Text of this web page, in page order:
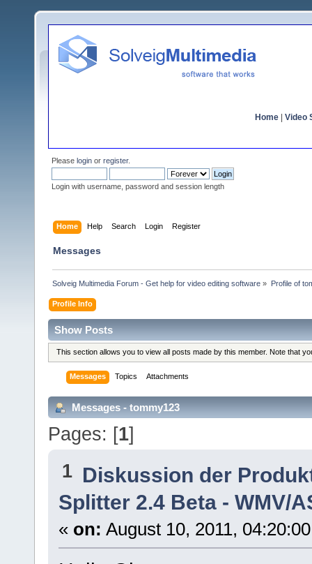
Home Video
Please login or register.
Login with username, password and session length
Home Help Search Login Register
Messages
Solveig Multimedia Forum - Get help for video editing software » Profile of
Profile Info
Show Posts
This section allows you to view all posts made by this member. Note that
Messages Topics Attachments
Messages - tommy123
Pages: [1]
1 Diskussion der
Splitter 2.4 Beta - WMV/
« on: August 10, 2011,